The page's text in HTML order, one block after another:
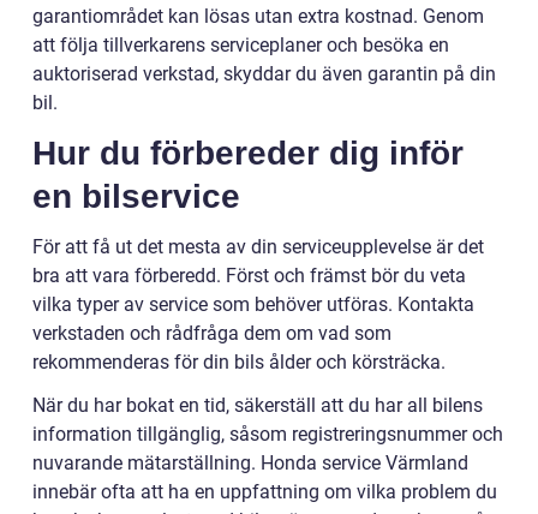
garantiområdet kan lösas utan extra kostnad. Genom
att följa tillverkarens serviceplaner och besöka en
auktoriserad verkstad, skyddar du även garantin på din
bil.
Hur du förbereder dig inför
en bilservice
För att få ut det mesta av din serviceupplevelse är det
bra att vara förberedd. Först och främst bör du veta
vilka typer av service som behöver utföras. Kontakta
verkstaden och rådfråga dem om vad som
rekommenderas för din bils ålder och körsträcka.
När du har bokat en tid, säkerställ att du har all bilens
information tillgänglig, såsom registreringsnummer och
nuvarande mätarställning. Honda service Värmland
innebär ofta att ha en uppfattning om vilka problem du